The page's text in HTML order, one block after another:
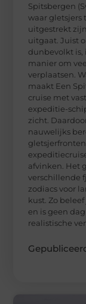
Spitsbergen
waar gletsjers
uitgestrekt
uitgaat. Juist
dunbevolkt is,
manier om
verplaatsen.
maakt Een
cruise met
expeditie-
zicht.
nauwelijks
afvinken. Het
verschillende
zodiacs voor
kust. Zo
en is geen
realistische